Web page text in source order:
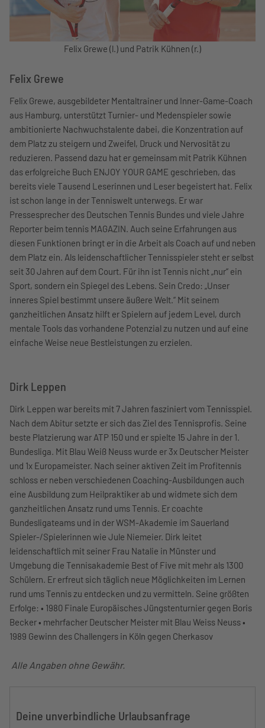
Felix Grewe (l.) und Patrik Kühnen (r.)
Felix Grewe
Felix Grewe, ausgebildeter Mentaltrainer und Inner-Game-Coach
aus Hamburg, unterstützt Turnier- und Medenspieler sowie
ambitionierte Nachwuchstalente dabei, die Konzentration auf
dem Platz zu steigern und Zweifel, Druck und Nervosität zu
reduzieren. Passend dazu hat er gemeinsam mit Patrik Kühnen
das erfolgreiche Buch ENJOY YOUR GAME geschrieben, das
bereits viele Tausend Leserinnen und Leser begeistert hat. Felix
ist schon lange in der Tenniswelt unterwegs. Er war
Pressesprecher des Deutschen Tennis Bundes und viele Jahre
Reporter beim tennis MAGAZIN. Auch seine Erfahrungen aus
diesen Funktionen bringt er in die Arbeit als Coach auf und neben
dem Platz ein. Als leidenschaftlicher Tennisspieler steht er selbst
seit 30 Jahren auf dem Court. Für ihn ist Tennis nicht „nur“ ein
Sport, sondern ein Spiegel des Lebens. Sein Credo: „Unser
inneres Spiel bestimmt unsere äußere Welt.“ Mit seinem
ganzheitlichen Ansatz hilft er Spielern auf jedem Level, durch
mentale Tools das vorhandene Potenzial zu nutzen und auf eine
einfache Weise neue Bestleistungen zu erzielen.
Dirk Leppen
Dirk Leppen war bereits mit 7 Jahren fasziniert vom Tennisspiel.
Nach dem Abitur setzte er sich das Ziel des Tennisprofis. Seine
beste Platzierung war ATP 150 und er spielte 15 Jahre in der 1.
Bundesliga. Mit Blau Weiß Neuss wurde er 3x Deutscher Meister
und 1x Europameister. Nach seiner aktiven Zeit im Profitennis
schloss er neben verschiedenen Coaching-Ausbildungen auch
eine Ausbildung zum Heilpraktiker ab und widmete sich dem
ganzheitlichen Ansatz rund ums Tennis. Er coachte
Bundesligateams und in der WSM-Akademie im Sauerland
Spieler-/Spielerinnen wie Jule Niemeier. Dirk leitet
leidenschaftlich mit seiner Frau Natalie in Münster und
Umgebung die Tennisakademie Best of Five mit mehr als 1300
Schülern. Er erfreut sich täglich neue Möglichkeiten im Lernen
rund ums Tennis zu entdecken und zu vermitteln. Seine größten
Erfolge: • 1980 Finale Europäisches Jüngstenturnier gegen Boris
Becker • mehrfacher Deutscher Meister mit Blau Weiss Neuss •
1989 Gewinn des Challengers in Köln gegen Cherkasov
Alle Angaben ohne Gewähr.
Deine unverbindliche Urlaubsanfrage